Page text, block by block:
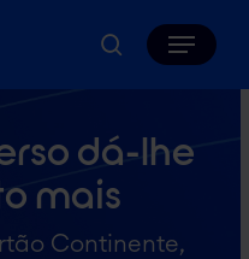
search
Menu
dá-lhe
mais
Continente,